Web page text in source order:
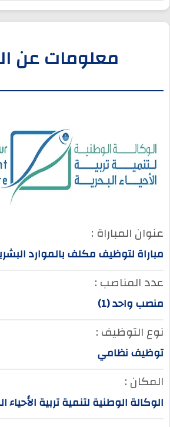
معلومات عن
عنوان المباراة :
مباراة لتوظيف مكلف بالموارد
عدد المناصب :
منصب واحد (1)
نوع التوظيف :
توظيف نظامي
المكان :
الوكالة الوطنية لتنمية تربية الأحياء